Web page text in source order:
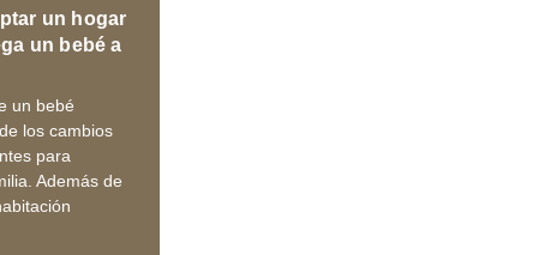
un hogar
un bebé a
un bebé
los cambios
para
Además de